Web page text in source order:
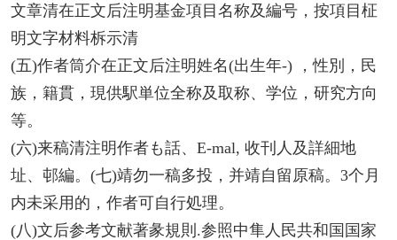
文章清在正文后注明基金項目名称及編号，按項目柾
明文字材料柝示清
(五)作者筒介在正文后注明姓名(出生年-) ，性別，民
族，籍貫，現供駅単位全称及取称、学位，研究方向
等。
(六)来稿清注明作者も話、E-mal, 收刊人及詳細地
址、邨編。(七)靖勿一稿多投，并靖自留原稿。3个月
内未采用的，作者可自行処理。
(八)文后参考文献著彖規則.参照中隼人民共和国国家